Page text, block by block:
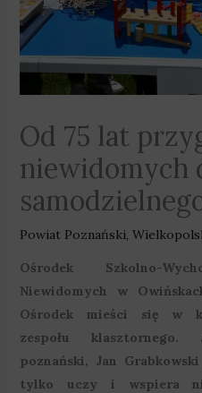
Od 75 lat
niewidomych
Powiat Poznański,
Ośrodek Szkolno-
Niewidomych w
Ośrodek mieści się w
zespołu
poznański, Jan
tylko uczy i wspiera